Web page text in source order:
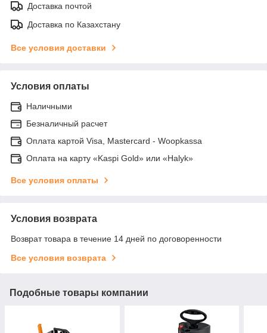
Доставка почтой
Доставка по Казахстану
Все условия доставки
Условия оплаты
Наличными
Безналичный расчет
Оплата картой Visa, Mastercard - Woopkassa
Оплата на карту «Kaspi Gold» или «Halyk»
Все условия оплаты
Условия возврата
Возврат товара в течение 14 дней по договоренности
Все условия возврата
Подобные товары компании